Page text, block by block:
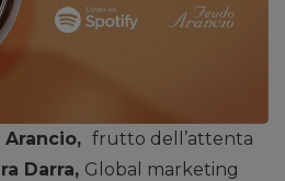
Arancio, frutto dell’attenta
Darra, Global marketing